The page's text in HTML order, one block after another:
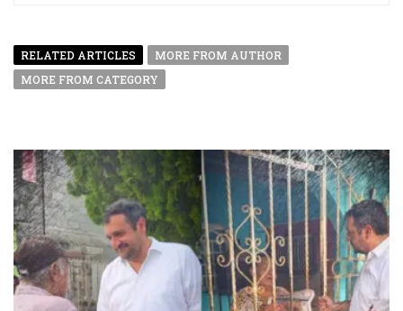
RELATED ARTICLES
MORE FROM AUTHOR
MORE FROM CATEGORY